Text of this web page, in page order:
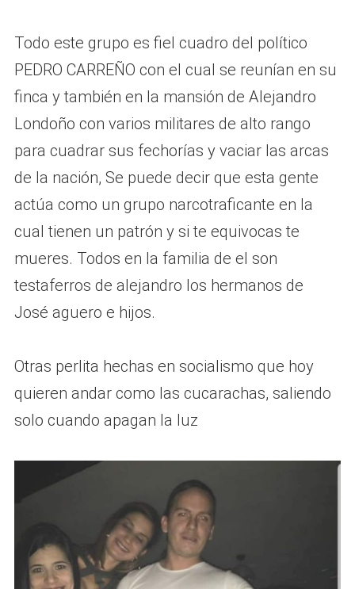
Todo este grupo es fiel cuadro del político
PEDRO CARREÑO con el cual se reunían en su
finca y también en la mansión de Alejandro
Londoño con varios militares de alto rango
para cuadrar sus fechorías y vaciar las arcas
de la nación, Se puede decir que esta gente
actúa como un grupo narcotraficante en la
cual tienen un patrón y si te equivocas te
mueres. Todos en la familia de el son
testaferros de alejandro los hermanos de
José aguero e hijos.
Otras perlita hechas en socialismo que hoy
quieren andar como las cucarachas, saliendo
solo cuando apagan la luz